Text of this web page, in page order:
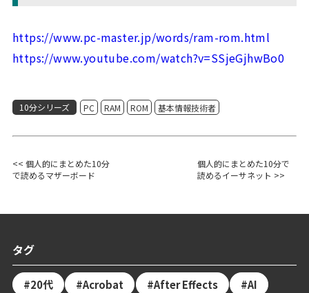
https://www.pc-master.jp/words/ram-rom.html
https://www.youtube.com/watch?v=SSjeGjhwBo0
10分シリーズ PC RAM ROM 基本情報技術者
<< 個人的にまとめた10分
で読めるマザーボード
個人的にまとめた10分で
読めるイーサネット >>
タグ
20代 Acrobat After Effects AI